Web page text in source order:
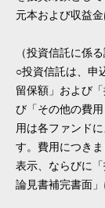
元本および収益
（投資信託に係る
○投資信託は、申
留保額」および
び「その他の費
用は各ファンド
す。費用につき
表示、ならびに
論見書補完書面」